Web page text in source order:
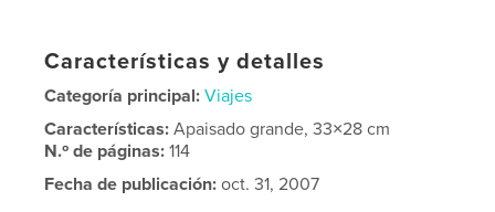
Características y detalles
Categoría principal: Viajes
Características:Apaisado grande, 33×28 cm
N.º de páginas:114
Fecha de publicación: oct. 31, 2007